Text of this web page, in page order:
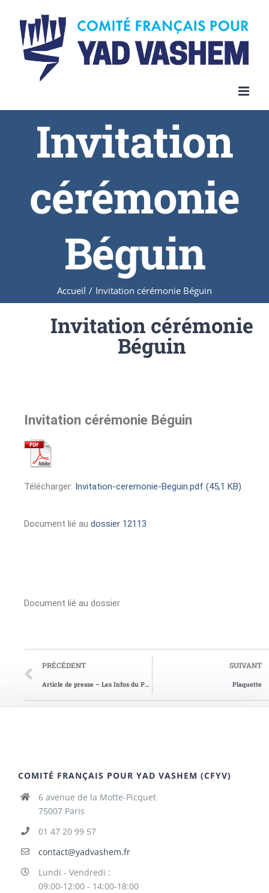
Invitation
cérémonie
Béguin
Accueil / Invitation cérémonie Béguin
Invitation cérémonie
Béguin
Invitation cérémonie Béguin
Télécharger: Invitation-ceremonie-Beguin.pdf (45,1 KB)
Document lié au dossier 12113
Document lié au dossier
PRÉCÉDENT
Article de presse – Les Infos du Pays de Redon du 05/11/2014
SUIVANT
Plaquette
COMITÉ FRANÇAIS POUR YAD VASHEM (CFYV)
6 avenue de la Motte-Picquet
75007 Paris
01 47 20 99 57
contact@yadvashem.fr
Lundi - Vendredi :
09:00-12:00 - 14:00-18:00